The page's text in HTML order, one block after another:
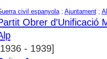
civil espanyola; Ajuntament;
Obrer d'Unificació
- 1939]